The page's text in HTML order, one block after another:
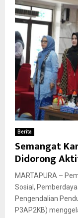
Berita
Semangat
Didorong
MARTAPURA –
Sosial,
Pengendalian
P3AP2KB)